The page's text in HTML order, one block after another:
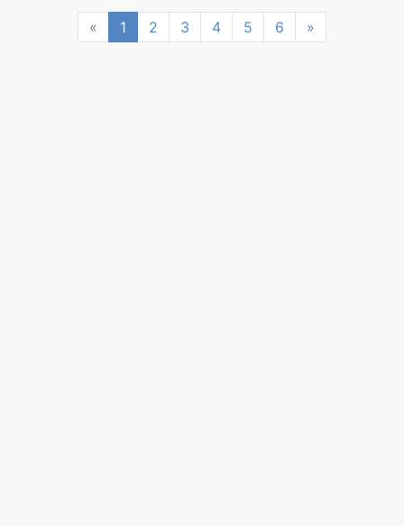
« Previous
1 2 3 4 5 6 »